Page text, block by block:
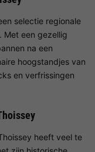
selectie regionale
Met een gezellig
na een
hoogstandjes van
en verfrissingen
heeft veel te